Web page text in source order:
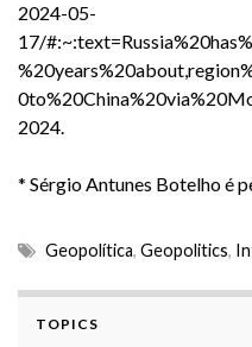
2024-05-
17/
2024.
* Sérgio Antunes Botelho é
Geopolítica, Geopolitics,
TOPICS